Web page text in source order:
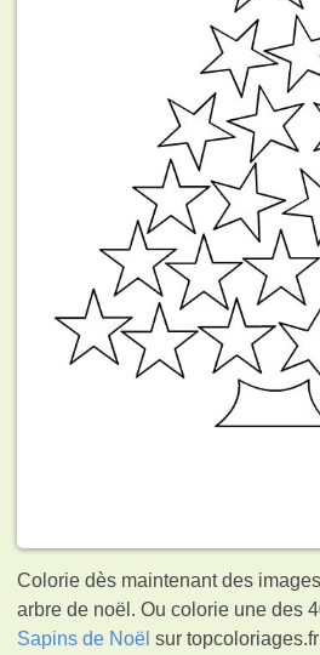
Colorie dès maintenant des
arbre de noël. Ou colorie une des
Sapins de Noël sur topcoloriages.fr